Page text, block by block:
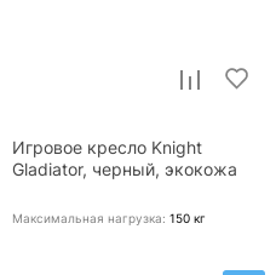
Игровое кресло Knight
Gladiator, черный, экокожа
Максимальная нагрузка: 150 кг